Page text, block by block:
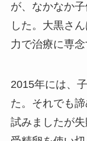
が、なかなか
した。大黒さ
力で治療に専念
2015年には、
た。それでも
試みましたが